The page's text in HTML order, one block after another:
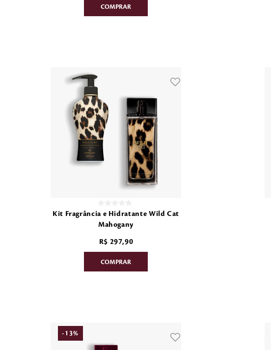
Kit Fragrância e Hidratante Wild Cat
Mahogany
R$ 297,90
- 13%